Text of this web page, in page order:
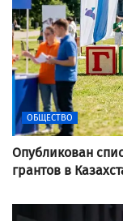
ОБЩЕСТВО
Опубликован
грантов в